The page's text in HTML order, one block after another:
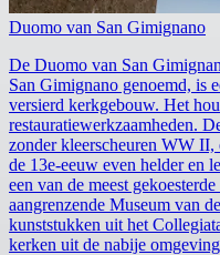
Duomo van San Gimignano
De Duomo van San
San Gimignano genoemd, is
versierd kerkgebouw. Het
restauratiewerkzaamheden.
zonder kleerscheuren WW II,
de 13e-eeuw even helder en
een van de meest
aangrenzende Museum van
kunststukken uit het
kerken uit de nabije